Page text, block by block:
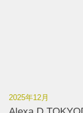
2025年12月